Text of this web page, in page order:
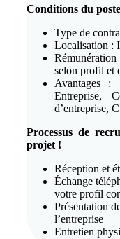
Conditions du
Type de
Localisation :
selon profil et
Avantages :
Entreprise,
d’entreprise,
Processus de
projet !
Réception et
Échange
votre profil
Présentation
l’entreprise
Entretien